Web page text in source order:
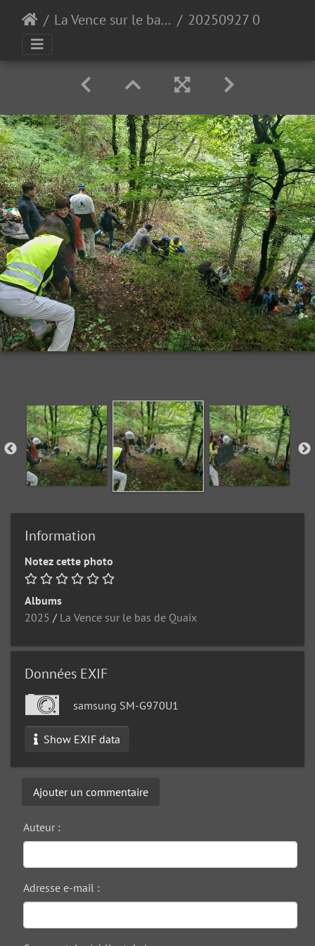
La Vence sur le bas de Quaix 20250927 091726
Information
Notez cette photo
Albums
2025 / La Vence sur le bas de Quaix
Données EXIF
samsung SM-G970U1
Show EXIF data
Ajouter un commentaire
Auteur :
Adresse e-mail :